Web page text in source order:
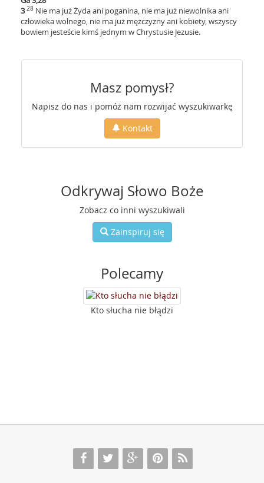
3 28 Nie ma już Żyda ani poganina, nie ma już niewolnika ani
człowieka wolnego, nie ma już mężczyzny ani kobiety, wszyscy
bowiem jesteście kimś jednym w Chrystusie Jezusie.
Masz pomysł?
Napisz do nas i pomóż nam rozwijać wyszukiwarkę
Kontakt
Odkrywaj Słowo Boże
Zobacz co inni wyszukiwali
Zainspiruj się
Polecamy
Kto słucha nie błądzi